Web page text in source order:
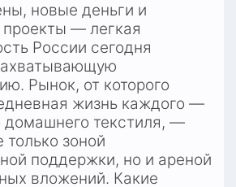
новые деньги и
— легкая
России сегодня
Рынок, от которого
жизнь каждого —
текстиля, —
только зоной
поддержки, но и ареной
вложений. Какие